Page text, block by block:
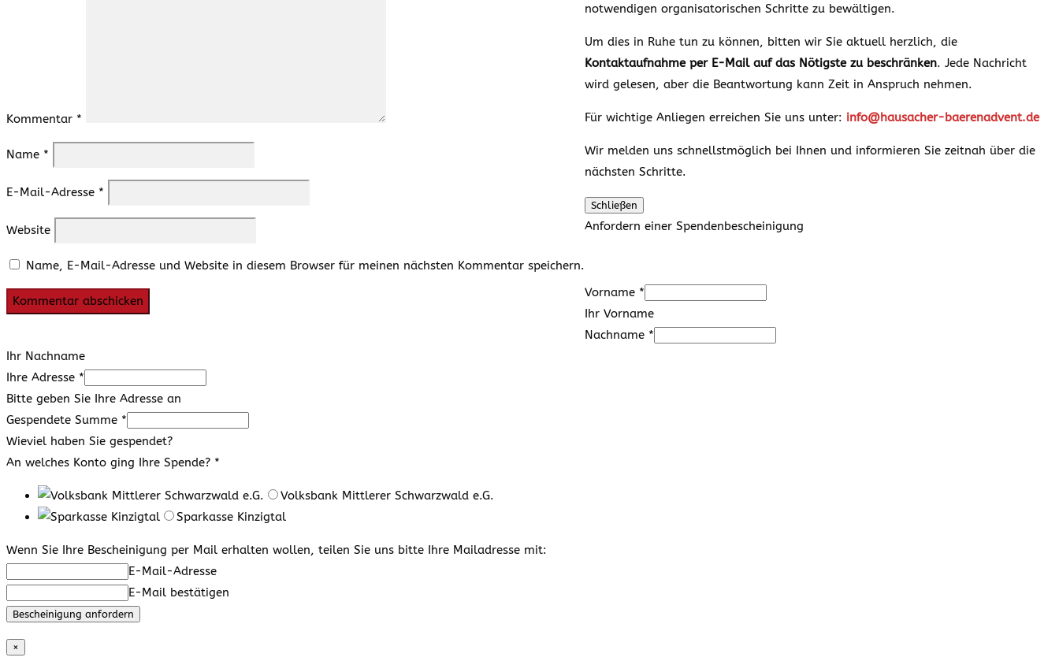
Kommentar *
Name *
E-Mail-Adresse *
Website
Name, E-Mail-Adresse und Website in diesem Browser für meinen nächsten Kommentar speichern.
notwendigen organisatorischen Schritte zu bewältigen.
Um dies in Ruhe tun zu können, bitten wir Sie aktuell herzlich, die
Kontaktaufnahme per E-Mail auf das Nötigste zu beschränken. Jede Nachricht
wird gelesen, aber die Beantwortung kann Zeit in Anspruch nehmen.
Für wichtige Anliegen erreichen Sie uns unter: info@hausacher-baerenadvent.de
Wir melden uns schnellstmöglich bei Ihnen und informieren Sie zeitnah über die
nächsten Schritte.
Schließen
Anfordern einer Spendenbescheinigung
Vorname *
Ihr Vorname
Nachname *
Ihr Nachname
Ihre Adresse *
Bitte geben Sie Ihre Adresse an
Gespendete Summe *
Wieviel haben Sie gespendet?
An welches Konto ging Ihre Spende? *
Volksbank Mittlerer Schwarzwald e.G.
Sparkasse Kinzigtal
Wenn Sie Ihre Bescheinigung per Mail erhalten wollen, teilen Sie uns bitte Ihre Mailadresse mit:
E-Mail-Adresse
E-Mail bestätigen
Bescheinigung anfordern
×